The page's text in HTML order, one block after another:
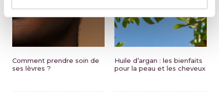
Comment prendre soin de
ses lèvres ?
Huile d’argan : les bienfaits
pour la peau et les cheveux